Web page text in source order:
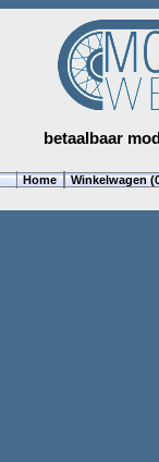
betaalbaar
Home Winkelwagen